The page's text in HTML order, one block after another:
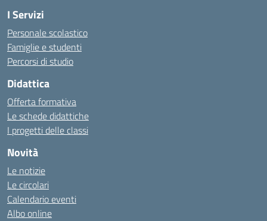
I Servizi
Personale scolastico
Famiglie e studenti
Percorsi di studio
Didattica
Offerta formativa
Le schede didattiche
I progetti delle classi
Novità
Le notizie
Le circolari
Calendario eventi
Albo online